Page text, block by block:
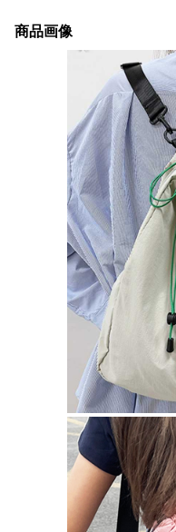
商品画像